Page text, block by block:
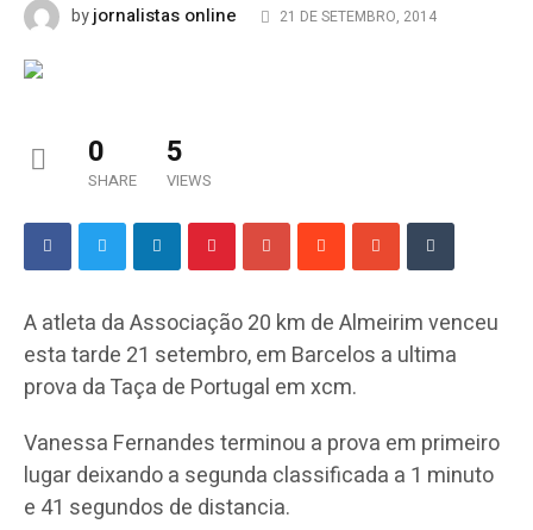
byjornalistas online 21 DE SETEMBRO, 2014
0
SHARE
5
VIEWS
A atleta da Associação 20 km de Almeirim venceu
esta tarde 21 setembro, em Barcelos a ultima
prova da Taça de Portugal em xcm.
Vanessa Fernandes terminou a prova em primeiro
lugar deixando a segunda classificada a 1 minuto
e 41 segundos de distancia.